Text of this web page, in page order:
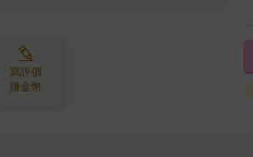
寫評價
賺金幣